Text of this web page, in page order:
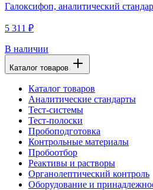
Галоксифоп, аналитический
5 311 ₽
В наличии
Каталог товаров
Каталог товаров
Аналитические стандарты
Тест-системы
Тест-полоски
Пробоподготовка
Контрольные материалы
Пробоотбор
Реактивы и растворы
Органолептический контроль
Оборудование и